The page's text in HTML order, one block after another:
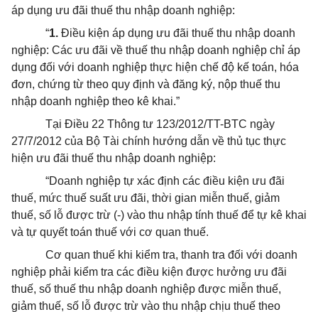
áp dụng ưu đãi thuế thu nhập doanh nghiệp:
“1. Điều kiện áp dụng ưu đãi thuế thu nhập doanh
nghiệp: Các ưu đãi về thuế thu nhập doanh nghiệp chỉ áp
dụng đối với doanh nghiệp thực hiện chế độ kế toán, hóa
đơn, chứng từ theo quy định và đăng ký, nộp thuế thu
nhập doanh nghiệp theo kê khai.”
Tại Điều 22 Thông tư 123/2012/TT-BTC ngày
27/7/2012 của Bộ Tài chính hướng dẫn về thủ tục thực
hiện ưu đãi thuế thu nhập doanh nghiệp:
“Doanh nghiệp tự xác định các điều kiện ưu đãi
thuế, mức thuế suất ưu đãi, thời gian miễn thuế, giảm
thuế, số lỗ được trừ (-) vào thu nhập tính thuế để tự kê khai
và tự quyết toán thuế với cơ quan thuế.
Cơ quan thuế khi kiểm tra, thanh tra đối với doanh
nghiệp phải kiểm tra các điều kiện được hưởng ưu đãi
thuế, số thuế thu nhập doanh nghiệp được miễn thuế,
giảm thuế, số lỗ được trừ vào thu nhập chịu thuế theo